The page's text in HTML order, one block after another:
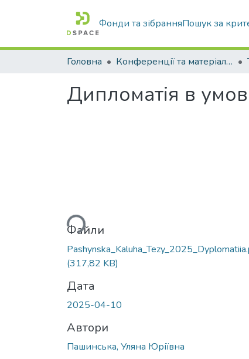
Фонди та зібранняПошук за
Головна Конференції та матеріали конференцій
Дипломатія в
Вантажиться...
Файли
(317,82 KB)
Дата
2025-04-10
Автори
Пашинська, Уляна Юріївна